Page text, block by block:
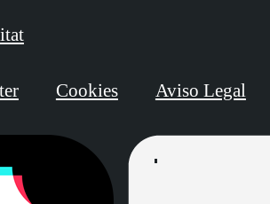
Cookies Aviso Legal